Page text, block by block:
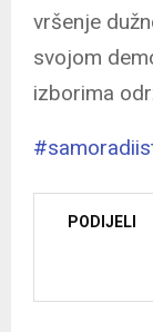
vršenje
svojom
izborima
PODIJELI